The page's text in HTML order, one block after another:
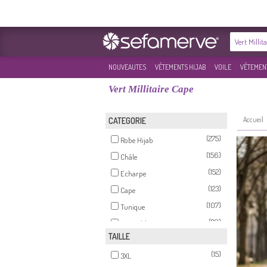
NOUVEAUTES VÊTEMENTS HIJAB VOILE
Vert Millitaire Cape
CATEGORIE
Robe Hijab
(275)
Châle
(156)
Echarpe
(152)
Cape
(123)
Tunique
(107)
Ensemble
(89)
Habillé Hijab
Survêtement
(35)
TAILLE
3XL
(15)
Accueil